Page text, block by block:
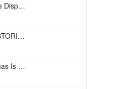
Achille Lauro – Amore Disperato
Tananai, Annalisa – STORIE BREVI
All I Want For Christmas Is You – Mariah Carey